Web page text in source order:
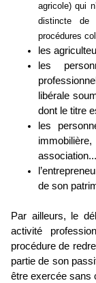
agricole) qui
distincte de
procédures
les
les
libérale
dont le titre
les
de son
Par ailleurs, le
activité
procédure de
partie de son
être exercée sans